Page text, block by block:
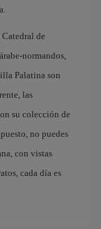
de
normandos,
Palatina son
las
su colección de
no puedes
con vistas
cada día es